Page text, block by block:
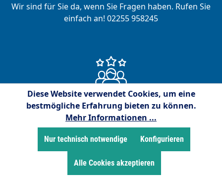
Wir sind für Sie da, wenn Sie Fragen haben. Rufen Sie
einfach an! 02255 958245
Zufriedene Kunden
Wir sind stolz auf über 15.000 zufriedene Kunden!
Diese Website verwendet Cookies, um eine
bestmögliche Erfahrung bieten zu können.
Mehr Informationen ...
Nur technisch notwendige Konfigurieren
Alle Cookies akzeptieren